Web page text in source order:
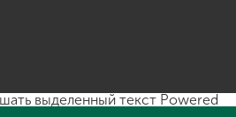
выделенный текст Powered